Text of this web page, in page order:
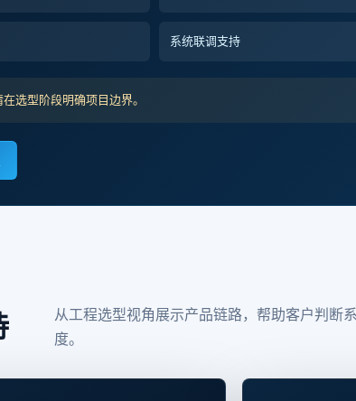
系统联调支持
选型阶段明确项目边界。
从工程选型视角展示产品链路，帮助客户判断
度。